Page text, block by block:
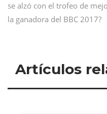
se alzó con el trofeo de
la ganadora del BBC 2017?
Artículos